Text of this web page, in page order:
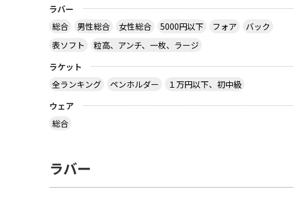
ラバー
総合
男性総合 女性総合 5000円以下 フォア
バック
表ソフト
粒高、アンチ、一枚、ラージ
ラケット
全ランキング
ペンホルダー
１万円以下、初中級
ウェア
総合
ラバー